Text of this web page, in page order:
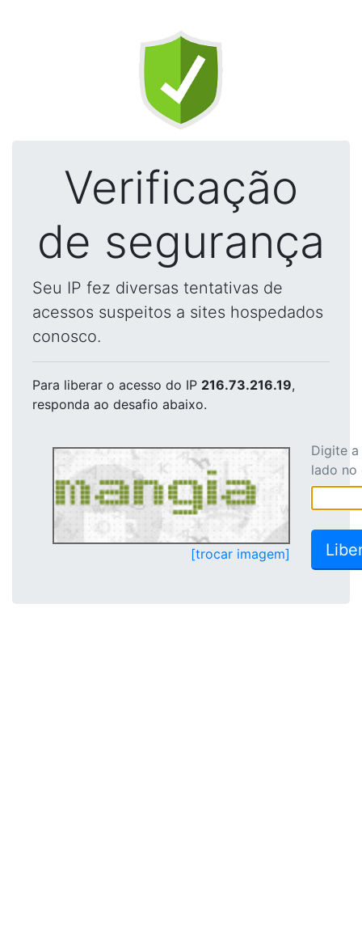
Verificação
de segurança
Seu IP fez diversas tentativas de
acessos suspeitos a sites hospedados
conosco.
Para liberar o acesso do IP 216.73.216.19,
responda ao desafio abaixo.
[trocar imagem]
Digite
lado no